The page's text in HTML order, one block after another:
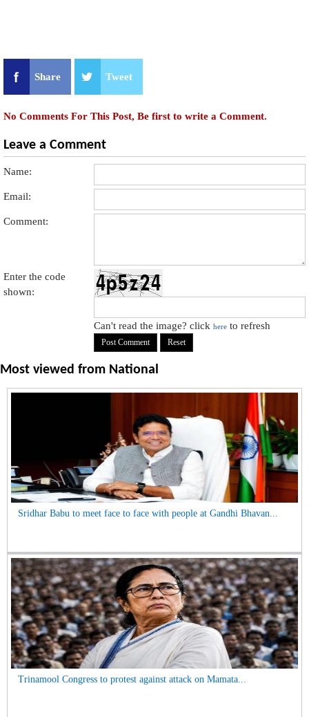
Share Tweet
No Comments For This Post, Be first to write a Comment.
Leave a Comment
Name:
Email:
Comment:
Enter the code
shown:
Can't read the image? clickhere to refresh
Most viewed from National
Sridhar Babu to meet face to face with people at Gandhi Bhavan...
Trinamool Congress to protest against attack on Mamata...